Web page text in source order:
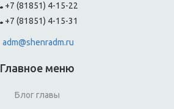
+7 (81851) 4-15-22
+7 (81851) 4-15-31
adm@shenradm.ru
Главное меню
Блог главы